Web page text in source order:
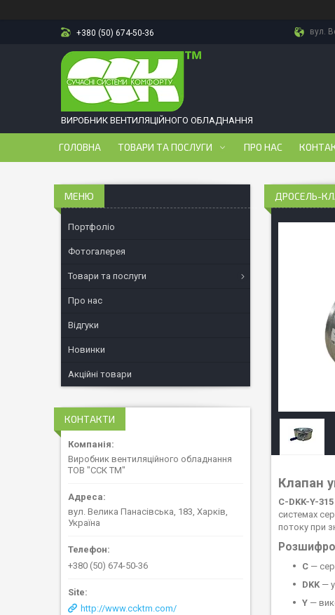
+380 (50) 674-50-36 вул.
ВИРОБНИК ВЕНТИЛЯЦІЙНОГО ОБЛАДНАННЯ
ГОЛОВНА ТОВАРИ ТА ПОСЛУГИ ПРО НАС
ДРОСЕЛЬ-
Клапан
C-DKK-Y-315
системах
потоку при
C —
DKK —
Y —
Портфоліо
Фотогалерея
Товари та послуги
Про нас
Відгуки
Новинки
Акційні товари
КОНТАКТИ
Виробник вентиляційного обладнання
ТОВ "ССК ТМ"
вул. Велика Панасівська, 183, Харків,
Україна
+380 (50) 674-50-36
http://www.ccktm.com/